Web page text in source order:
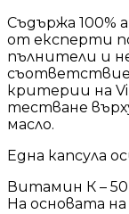
Съдържа 100%
от експерти
пълнители и
критерии на
тестване
масло.
Една капсула
Витамин К –
На основата